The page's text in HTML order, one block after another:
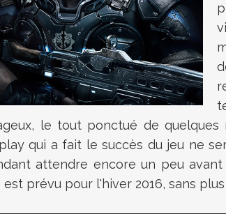
le tout ponctué de quelques
qui a fait le succès du jeu ne
attendre encore un peu
est prévu pour l'hiver 2016, sans